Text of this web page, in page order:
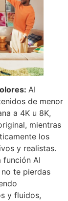
AI
de menor
a 4K u 8K,
mientras
los
y realistas.
función AI
te pierdas
y fluidos,